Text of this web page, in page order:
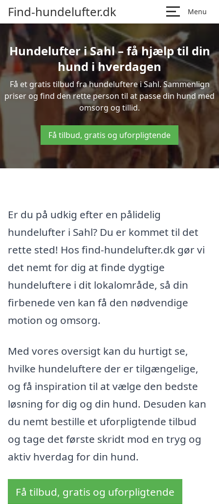
Find-hundelufter.dk Menu
Hundelufter i Sahl – få hjælp til din
hund i hverdagen
Få et gratis tilbud fra hundeluftere i Sahl. Sammenlign
priser og find den rette person til at passe din hund med
omsorg og tillid.
Få tilbud, gratis og uforpligtende
Er du på udkig efter en pålidelig
hundelufter i Sahl? Du er kommet til det
rette sted! Hos find-hundelufter.dk gør vi
det nemt for dig at finde dygtige
hundeluftere i dit lokalområde, så din
firbenede ven kan få den nødvendige
motion og omsorg.
Med vores oversigt kan du hurtigt se,
hvilke hundeluftere der er tilgængelige,
og få inspiration til at vælge den bedste
løsning for dig og din hund. Desuden kan
du nemt bestille et uforpligtende tilbud
og tage det første skridt mod en tryg og
aktiv hverdag for din hund.
Få tilbud, gratis og uforpligtende